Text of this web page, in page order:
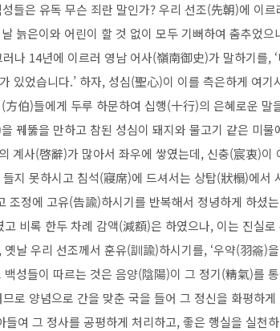
들은 유독 무슨 죄란 말인가? 우리 선조(先朝)에 이
늙은이와 어린이 할 것 없이 모두 기뻐하여 춤추었으
나 14년에 이르러 영남 어사(嶺南御史)가 말하기를,
있었습니다.’ 하자, 성심(聖心)이 이를 측은하게 여
伯)들에게 두루 하문하여 십행(十行)의 은혜로운 말
꿰뚫을 만하고 참된 성심이 돼지와 물고기 같은 미
계사(啓辭)가 많아서 좌우에 쌓였는데, 신충(宸衷)이
지 못하시고 침석(寢席)에 드셔서는 상탑(狀榻)에서
조정에 고유(告諭)하시기를 반복해서 정녕하게 하셨
비록 한두 차례 감액(減額)은 하였으나, 이는 진실로
날 우리 선조께서 훈유(訓諭)하시기를, ‘우약(羽籥)
성들이 따르는 것은 음양(陰陽)이 그 정기(精氣)를
로 양념으로 간을 맞춘 국을 들어 그 정신을 화평하
여 그 정사를 공평하게 처리하고, 좋은 행실을 실천